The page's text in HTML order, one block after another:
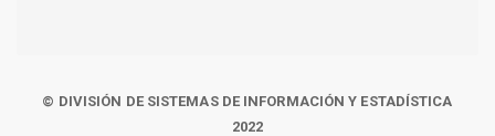
© DIVISIÓN DE SISTEMAS DE INFORMACIÓN Y ESTADÍSTICA
2022